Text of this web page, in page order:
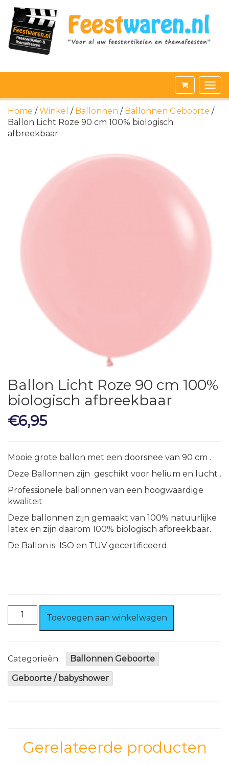
Home /Winkel / Ballonnen / Ballonnen Geboorte /
Ballon Licht Roze 90 cm 100% biologisch
afbreekbaar
Ballon Licht Roze 90 cm 100%
biologisch afbreekbaar
€6,95
Mooie grote ballon met een doorsnee van 90 cm .
Deze Ballonnen zijn geschikt voor helium en lucht .
Professionele ballonnen van een hoogwaardige
kwaliteit
Deze ballonnen zijn gemaakt van 100% natuurlijke
latex en zijn daarom 100% biologisch afbreekbaar.
De Ballon is ISO en TUV gecertificeerd.
Ballon
cm
100%
biologisch
afbreekbaar
Toevoegen aan winkelwagen
Categorieën:
Ballonnen Geboorte
Geboorte / babyshower
Gerelateerde producten